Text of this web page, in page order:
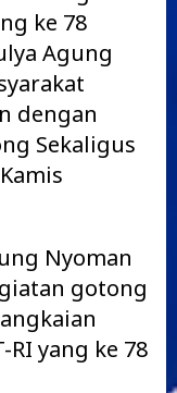
ke 78
Agung
dengan
Sekaligus
Nyoman
gotong
yang ke 78